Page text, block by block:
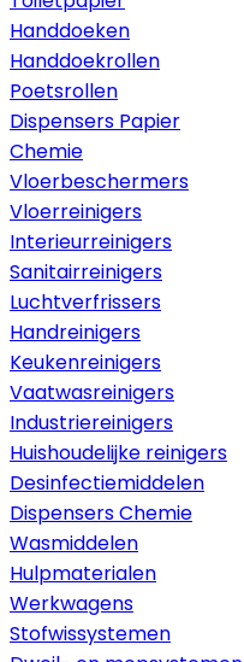
Handdoeken
Handdoekrollen
Poetsrollen
Dispensers Papier
Chemie
Vloerbeschermers
Vloerreinigers
Interieurreinigers
Sanitairreinigers
Luchtverfrissers
Handreinigers
Keukenreinigers
Vaatwasreinigers
Industriereinigers
Huishoudelijke reinigers
Desinfectiemiddelen
Dispensers Chemie
Wasmiddelen
Hulpmaterialen
Werkwagens
Stofwissystemen